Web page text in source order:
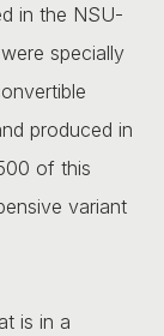
in the NSU-
specially
produced in
of this
variant
is in a